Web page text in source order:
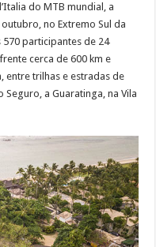
do MTB mundial, a
no Extremo Sul da
participantes de 24
cerca de 600 km e
entre trilhas e estradas de
Seguro, a Guaratinga, na Vila